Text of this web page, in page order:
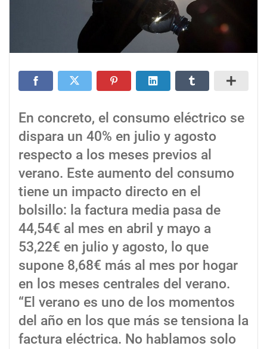
En concreto, el consumo eléctrico se
dispara un 40% en julio y agosto
respecto a los meses previos al
verano. Este aumento del consumo
tiene un impacto directo en el
bolsillo: la factura media pasa de
44,54€ al mes en abril y mayo a
53,22€ en julio y agosto, lo que
supone 8,68€ más al mes por hogar
en los meses centrales del verano.
“El verano es uno de los momentos
del año en los que más se tensiona la
factura eléctrica. No hablamos solo